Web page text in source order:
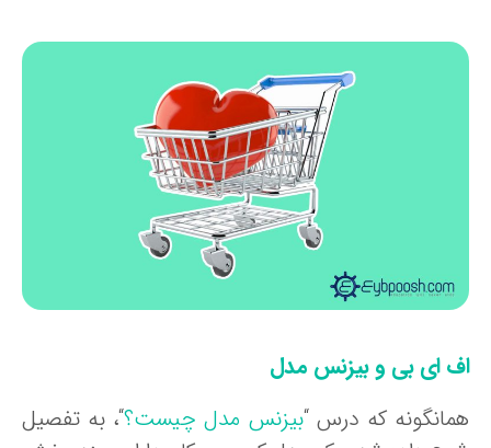
ای بی و بیزنس مدل
که درس “بیزنس مدل چیست؟“، به تفصیل